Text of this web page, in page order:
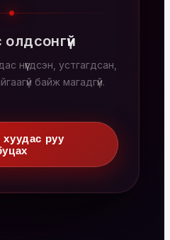
нүүгдсэн, устгагдсан,
байж магадгүй.
руу